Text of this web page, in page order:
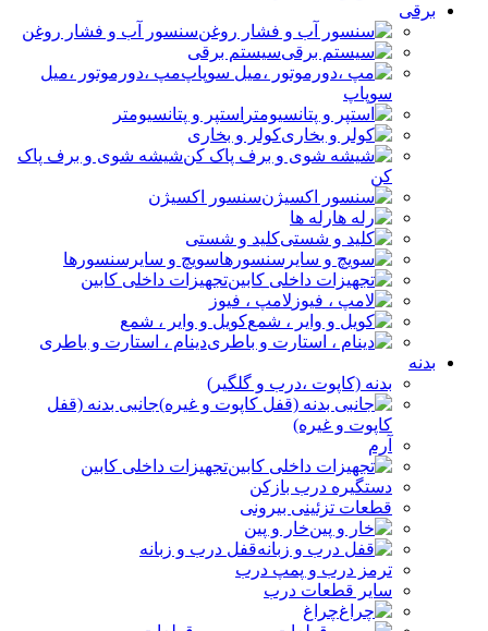
برقی
سنسور آب و فشار روغن
سیستم برقی
مپ ،دورموتور ،میل
سوپاپ
استپر و پتانسیومتر
کولر و بخاری
شیشه شوی و برف پاک
کن
سنسور اکسیژن
رله ها
کلید و شستی
سویچ و سایرسنسورها
تجهیزات داخلی کابین
لامپ ، فیوز
کویل و وایر ، شمع
دینام ، استارت و باطری
بدنه
بدنه (کاپوت ،درب و گلگیر)
جانبی بدنه (قفل
کاپوت و غیره)
آرم
تجهیزات داخلی کابین
دستگیره درب بازکن
قطعات تزئینی بیرونی
خار و پین
قفل درب و زبانه
ترمز درب و پمپ درب
سایر قطعات درب
چراغ